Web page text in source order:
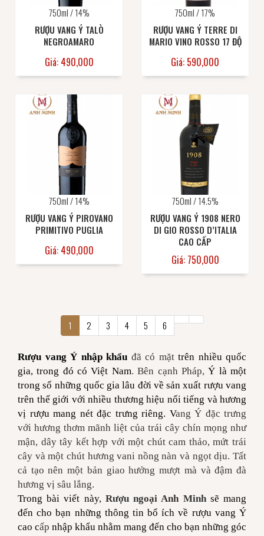
750ml / 14%
RƯỢU VANG Ý TALÒ
NEGROAMARO
Giá: 490,000
750ml / 17%
RƯỢU VANG Ý TERRE DI
MARIO VINO ROSSO 17 ĐỘ
Giá: 590,000
750ml / 14%
RƯỢU VANG Ý PIROVANO
PRIMITIVO PUGLIA
Giá: 490,000
750ml / 14.5%
RƯỢU VANG Ý 1908 NERO
DI GIO ROSSO D’ITALIA
CAO CẤP
Giá: 750,000
1 2 3 4 5 6
Rượu vang Ý nhập khẩu đã có mặt trên nhiều quốc
gia, trong đó có Việt Nam. Bên cạnh Pháp,Ý là một
trong số những quốc gia lâu đời về sản xuất rượu vang
trên thế giới với nhiều thương hiệu nổi tiếng và hương
vị rượu mang nét đặc trưng riêng. Vang Ý đặc trưng
với hương thơm mãnh liệt của trái cây chín mọng như
mận, dây tây kết hợp với một chút cam thảo, mứt trái
cây và một chút hương vani nồng nàn và ngọt dịu. Tất
cả tạo nên một bản giao hưởng mượt mà và đậm đà
hương vị sâu lắng.
Trong bài viết này, Rượu ngoại Anh Minhsẽ mang
đến cho bạn những thông tin bổ ích về rượu vang Ý
cao cấpnhập khẩu nhằm mang đến cho bạn những góc